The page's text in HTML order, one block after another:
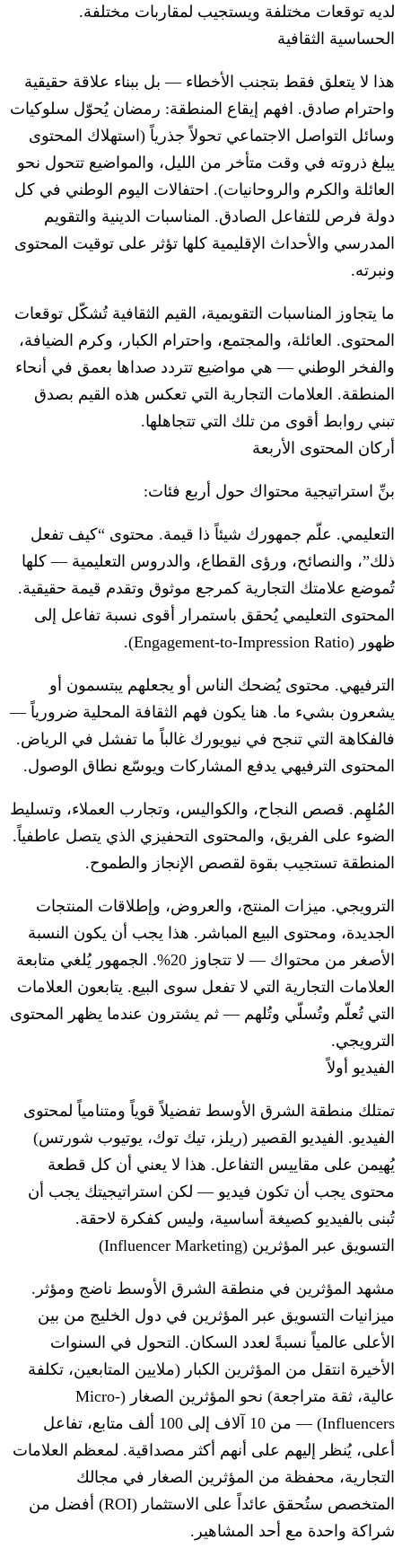
لديه توقعات مختلفة ويستجيب لمقاربات مختلفة.
الحساسية الثقافية
هذا لا يتعلق فقط بتجنب الأخطاء — بل ببناء علاقة حقيقية
واحترام صادق. افهم إيقاع المنطقة: رمضان يُحوّل سلوكيات
وسائل التواصل الاجتماعي تحولاً جذرياً (استهلاك المحتوى
يبلغ ذروته في وقت متأخر من الليل، والمواضيع تتحول نحو
العائلة والكرم والروحانيات). احتفالات اليوم الوطني في كل
دولة فرص للتفاعل الصادق. المناسبات الدينية والتقويم
المدرسي والأحداث الإقليمية كلها تؤثر على توقيت المحتوى
ونبرته.
ما يتجاوز المناسبات التقويمية، القيم الثقافية تُشكّل توقعات
المحتوى. العائلة، والمجتمع، واحترام الكبار، وكرم الضيافة،
والفخر الوطني — هي مواضيع تتردد صداها بعمق في أنحاء
المنطقة. العلامات التجارية التي تعكس هذه القيم بصدق
تبني روابط أقوى من تلك التي تتجاهلها.
أركان المحتوى الأربعة
بنِّ استراتيجية محتواك حول أربع فئات:
التعليمي. علّم جمهورك شيئاً ذا قيمة. محتوى “كيف تفعل
ذلك”، والنصائح، ورؤى القطاع، والدروس التعليمية — كلها
تُموضع علامتك التجارية كمرجع موثوق وتقدم قيمة حقيقية.
المحتوى التعليمي يُحقق باستمرار أقوى نسبة تفاعل إلى
ظهور (Engagement-to-Impression Ratio).
الترفيهي. محتوى يُضحك الناس أو يجعلهم يبتسمون أو
يشعرون بشيء ما. هنا يكون فهم الثقافة المحلية ضرورياً —
فالفكاهة التي تنجح في نيويورك غالباً ما تفشل في الرياض.
المحتوى الترفيهي يدفع المشاركات ويوسّع نطاق الوصول.
المُلهِم. قصص النجاح، والكواليس، وتجارب العملاء، وتسليط
الضوء على الفريق، والمحتوى التحفيزي الذي يتصل عاطفياً.
المنطقة تستجيب بقوة لقصص الإنجاز والطموح.
الترويجي. ميزات المنتج، والعروض، وإطلاقات المنتجات
الجديدة، ومحتوى البيع المباشر. هذا يجب أن يكون النسبة
الأصغر من محتواك — لا تتجاوز 20%. الجمهور يُلغي متابعة
العلامات التجارية التي لا تفعل سوى البيع. يتابعون العلامات
التي تُعلّم وتُسلّي وتُلهم — ثم يشترون عندما يظهر المحتوى
الترويجي.
الفيديو أولاً
تمتلك منطقة الشرق الأوسط تفضيلاً قوياً ومتنامياً لمحتوى
الفيديو. الفيديو القصير (ريلز، تيك توك، يوتيوب شورتس)
يُهيمن على مقاييس التفاعل. هذا لا يعني أن كل قطعة
محتوى يجب أن تكون فيديو — لكن استراتيجيتك يجب أن
تُبنى بالفيديو كصيغة أساسية، وليس كفكرة لاحقة.
التسويق عبر المؤثرين (Influencer Marketing)
مشهد المؤثرين في منطقة الشرق الأوسط ناضج ومؤثر.
ميزانيات التسويق عبر المؤثرين في دول الخليج من بين
الأعلى عالمياً نسبةً لعدد السكان. التحول في السنوات
الأخيرة انتقل من المؤثرين الكبار (ملايين المتابعين، تكلفة
عالية، ثقة متراجعة) نحو المؤثرين الصغار (Micro-
Influencers) — من 10 آلاف إلى 100 ألف متابع، تفاعل
أعلى، يُنظر إليهم على أنهم أكثر مصداقية. لمعظم العلامات
التجارية، محفظة من المؤثرين الصغار في مجالك
المتخصص ستُحقق عائداً على الاستثمار (ROI) أفضل من
شراكة واحدة مع أحد المشاهير.